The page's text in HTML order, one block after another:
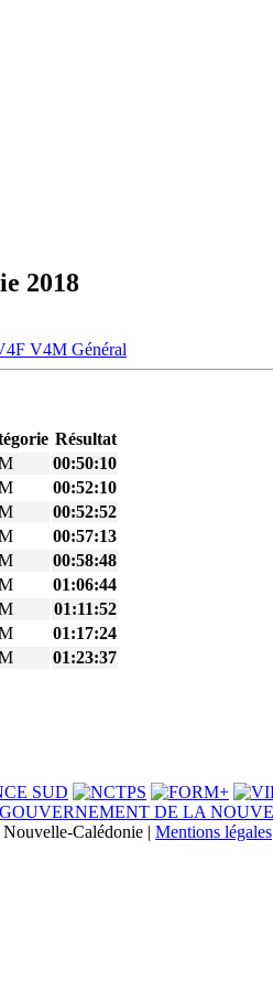
2018
V4M Général
Résultat
00:50:10
00:52:10
00:52:52
00:57:13
00:58:48
01:06:44
01:11:52
01:17:24
01:23:37
Nouvelle-Calédonie | Mentions légales